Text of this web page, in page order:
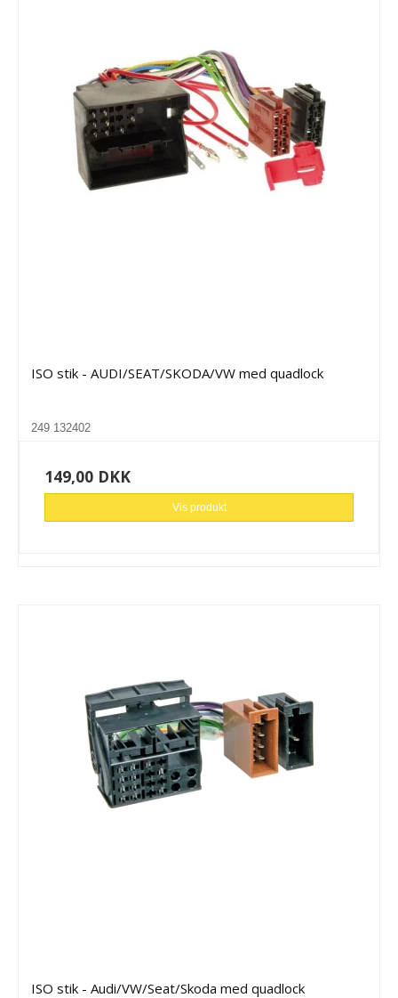
ISO stik - AUDI/SEAT/SKODA/VW med quadlock
249 132402
149,00 DKK
Vis produkt
ISO stik - Audi/VW/Seat/Skoda med quadlock